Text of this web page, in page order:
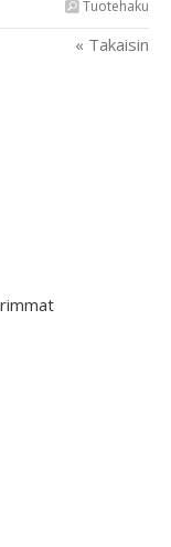
Tuotehaku
« Takaisin